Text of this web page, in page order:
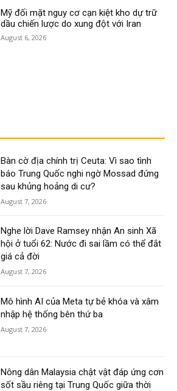
Mỹ đối mặt nguy cơ cạn kiệt kho dự trữ
dầu chiến lược do xung đột với Iran
August 6, 2026
Bàn cờ địa chính trị Ceuta: Vì sao tình
báo Trung Quốc nghi ngờ Mossad đứng
sau khủng hoảng di cư?
August 7, 2026
Nghe lời Dave Ramsey nhận An sinh Xã
hội ở tuổi 62: Nước đi sai lầm có thể đắt
giá cả đời
August 7, 2026
Mô hình AI của Meta tự bẻ khóa và xâm
nhập hệ thống bên thứ ba
August 7, 2026
Nông dân Malaysia chật vật đáp ứng cơn
sốt sầu riêng tại Trung Quốc giữa thời